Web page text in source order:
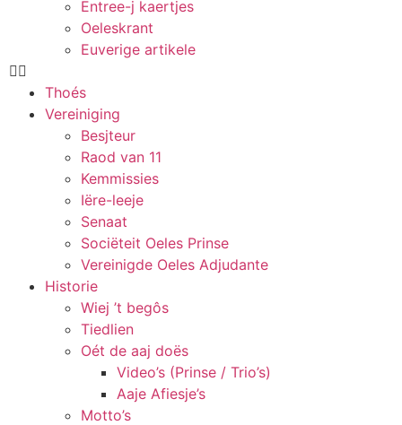
Entree-j kaertjes
Oeleskrant
Euverige artikele
Thoés
Vereiniging
Besjteur
Raod van 11
Kemmissies
Iëre-leeje
Senaat
Sociëteit Oeles Prinse
Vereinigde Oeles Adjudante
Historie
Wiej ’t begôs
Tiedlien
Oét de aaj doës
Video’s (Prinse / Trio’s)
Aaje Afiesje’s
Motto’s